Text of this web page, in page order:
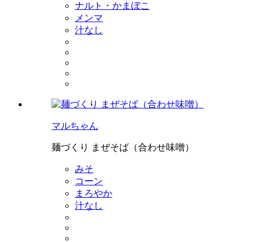
ナルト・かまぼこ
メンマ
汁なし
マルちゃん
麺づくり まぜそば（合わせ味噌）
みそ
コーン
まろやか
汁なし